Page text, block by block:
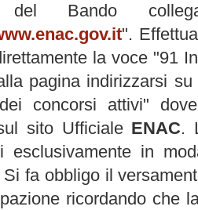
del Bando
".
la voce "91
pagina indirizzarsi
concorsi attivi"
sito Ufficiale ENAC.
esclusivamente in
fa obbligo il
ricordando che